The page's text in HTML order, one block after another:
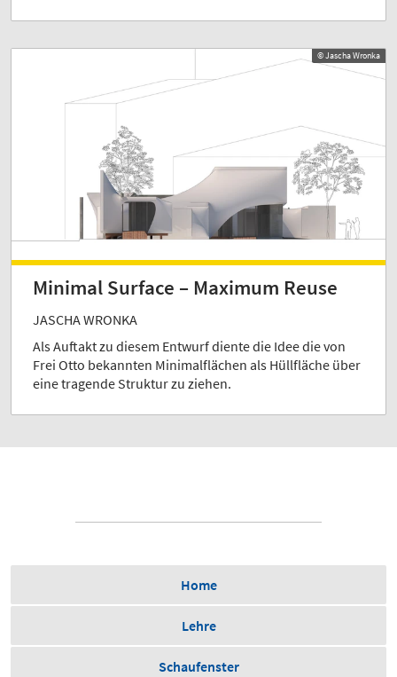
© Jascha Wronka
Minimal Surface – Maximum Reuse
JASCHA WRONKA
Als Auftakt zu diesem Entwurf diente die Idee die von
Frei Otto bekannten Minimalflächen als Hüllfläche über
eine tragende Struktur zu ziehen.
Home
Lehre
Schaufenster